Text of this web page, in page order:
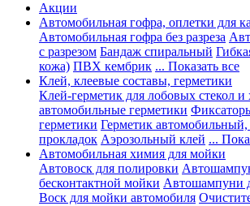
Акции
Автомобильная гофра, оплетки для
Автомобильная гофра без разреза
с разрезом Бандаж спиральный
кожа) ПВХ кембрик ... Показать все
Клей, клеевые составы, герметики
Клей-герметик для лобовых стекол и
автомобильные герметики
герметики Герметик
прокладок Аэрозольный клей ...
Автомобильная химия для мойки
Автовоск для полировки
бесконтактной мойки Автошампуни
Воск для мойки автомобиля